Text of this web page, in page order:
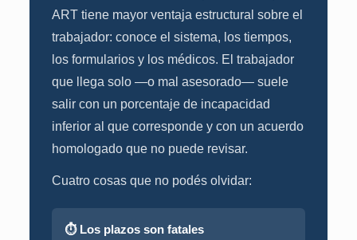
ART tiene mayor ventaja estructural sobre el
trabajador: conoce el sistema, los tiempos,
los formularios y los médicos. El trabajador
que llega solo —o mal asesorado— suele
salir con un porcentaje de incapacidad
inferior al que corresponde y con un acuerdo
homologado que no puede revisar.
Cuatro cosas que no podés olvidar:
⏱ Los plazos son fatales